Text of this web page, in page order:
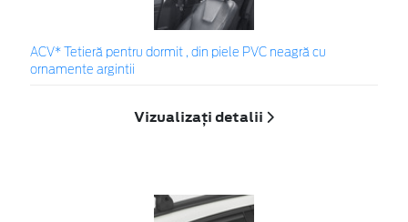
ACV* Tetieră pentru dormit , din piele PVC neagră cu
ornamente argintii
Vizualizați detalii